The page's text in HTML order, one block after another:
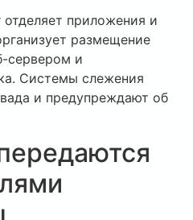
приложения и
размещение
сервером и
Системы слежения
и предупреждают об